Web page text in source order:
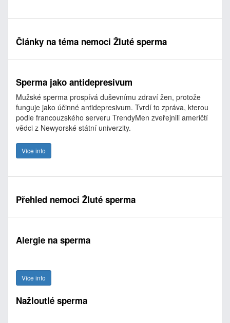
Články na téma nemoci Žluté sperma
Sperma jako antidepresivum
Mužské sperma prospívá duševnímu zdraví žen, protože
funguje jako účinné antidepresivum. Tvrdí to zpráva, kterou
podle francouzského serveru TrendyMen zveřejnili američtí
vědci z Newyorské státní univerzity.
Více info
Přehled nemoci Žluté sperma
Alergie na sperma
Více info
Nažloutlé sperma